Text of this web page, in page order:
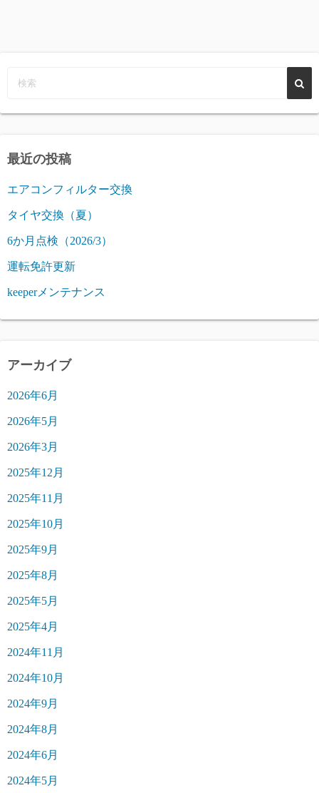
最近の投稿
エアコンフィルター交換
タイヤ交換（夏）
6か月点検（2026/3）
運転免許更新
keeperメンテナンス
アーカイブ
2026年6月
2026年5月
2026年3月
2025年12月
2025年11月
2025年10月
2025年9月
2025年8月
2025年5月
2025年4月
2024年11月
2024年10月
2024年9月
2024年8月
2024年6月
2024年5月